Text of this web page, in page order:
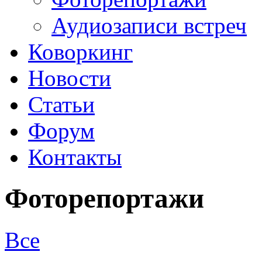
Аудиозаписи встреч
Коворкинг
Новости
Статьи
Форум
Контакты
Фоторепортажи
Все